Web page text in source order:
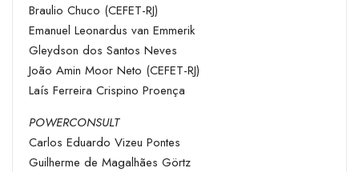
Braulio Chuco (CEFET-RJ)
Emanuel Leonardus van Emmerik
Gleydson dos Santos Neves
João Amin Moor Neto (CEFET-RJ)
Laís Ferreira Crispino Proença
POWERCONSULT
Carlos Eduardo Vizeu Pontes
Guilherme de Magalhães Görtz